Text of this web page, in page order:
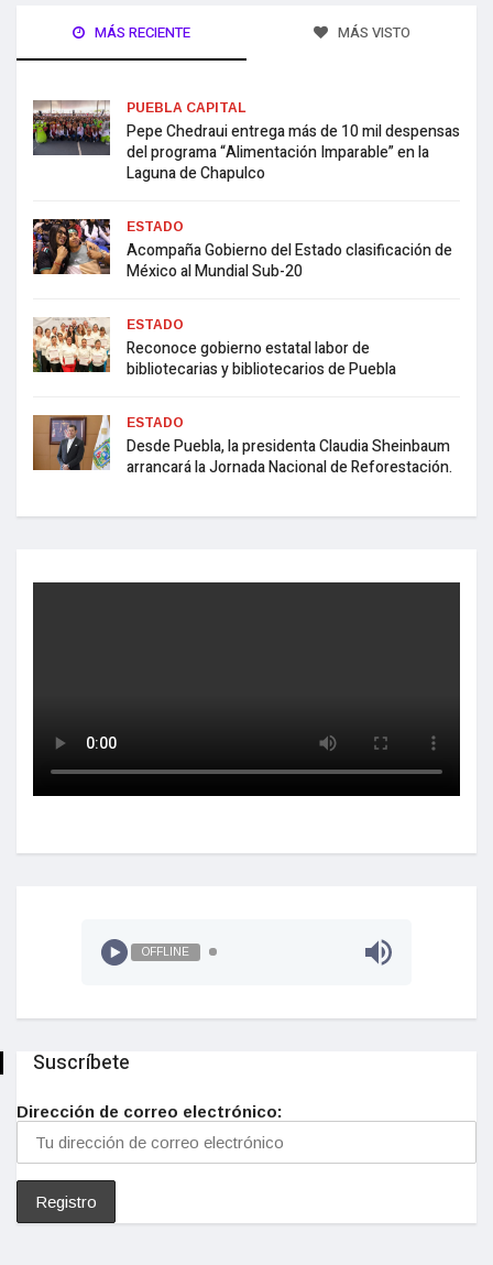
MÁS RECIENTE MÁS VISTO
PUEBLA CAPITAL
Pepe Chedraui entrega más de 10 mil despensas
del programa “Alimentación Imparable” en la
Laguna de Chapulco
ESTADO
Acompaña Gobierno del Estado clasificación de
México al Mundial Sub-20
ESTADO
Reconoce gobierno estatal labor de
bibliotecarias y bibliotecarios de Puebla
ESTADO
Desde Puebla, la presidenta Claudia Sheinbaum
arrancará la Jornada Nacional de Reforestación.
OFFLINE
Suscríbete
Dirección de correo electrónico: